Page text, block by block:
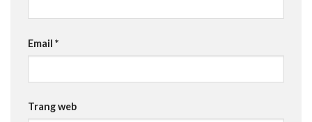
Email *
Trang web